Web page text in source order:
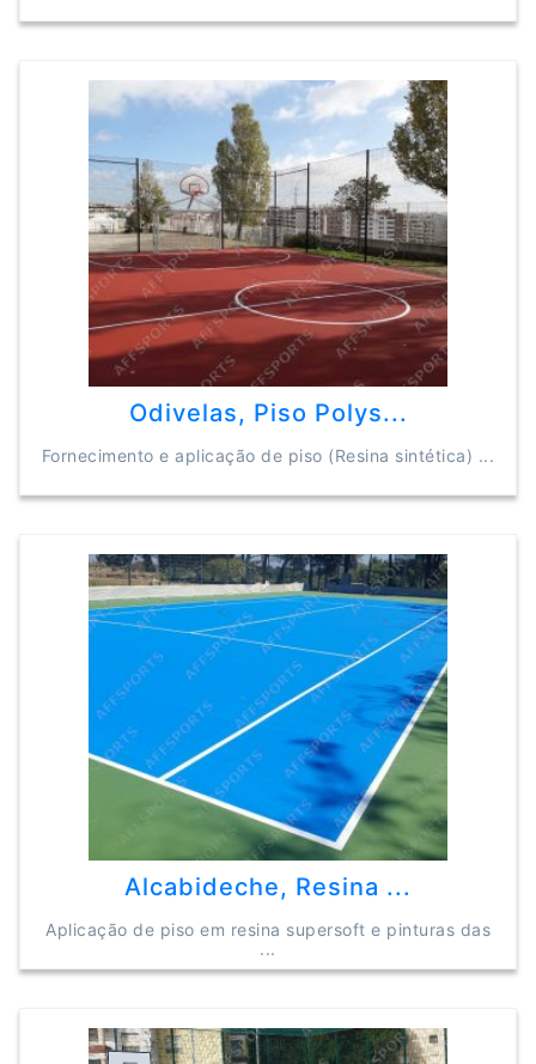
Odivelas, Piso Polys...
Fornecimento e aplicação de piso (Resina sintética) ...
Alcabideche, Resina ...
Aplicação de piso em resina supersoft e pinturas das
...